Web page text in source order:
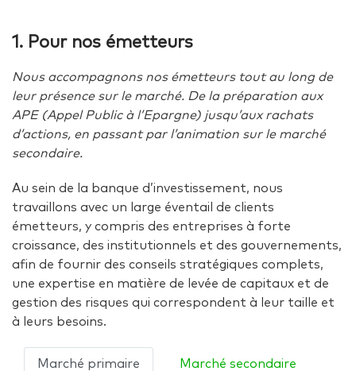
1. Pour nos émetteurs
Nous accompagnons nos émetteurs tout au long de
leur présence sur le marché. De la préparation aux
APE (Appel Public à l’Epargne) jusqu’aux rachats
d’actions, en passant par l’animation sur le marché
secondaire.
Au sein de la banque d’investissement, nous
travaillons avec un large éventail de clients
émetteurs, y compris des entreprises à forte
croissance, des institutionnels et des gouvernements,
afin de fournir des conseils stratégiques complets,
une expertise en matière de levée de capitaux et de
gestion des risques qui correspondent à leur taille et
à leurs besoins.
Marché primaire Marché secondaire